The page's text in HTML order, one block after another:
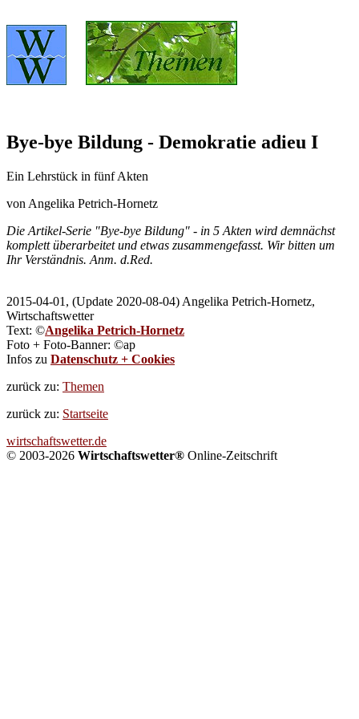
Bye-bye Bildung - Demokratie adieu I
Ein Lehrstück in fünf Akten
von Angelika Petrich-Hornetz
Die Artikel-Serie "Bye-bye Bildung" - in 5 Akten wird demnächst
komplett überarbeitet und etwas zusammengefasst. Wir bitten um
Ihr Verständnis. Anm. d.Red.
2015-04-01, (Update 2020-08-04) Angelika Petrich-Hornetz,
Wirtschaftswetter
Text: ©Angelika Petrich-Hornetz
Foto + Foto-Banner: ©ap
Infos zu Datenschutz + Cookies
zurück zu: Themen
zurück zu: Startseite
wirtschaftswetter.de
© 2003-2026 Wirtschaftswetter® Online-Zeitschrift